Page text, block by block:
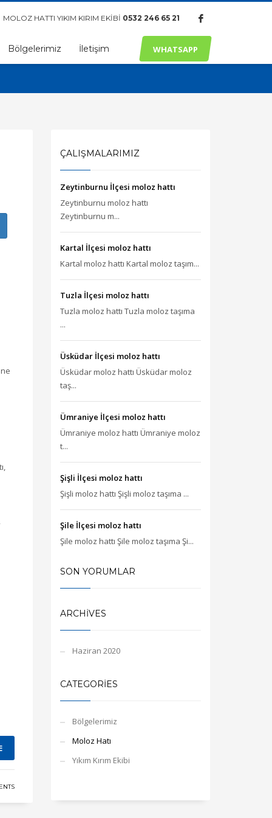
MOLOZ HATTI YIKIM KIRIM EKİBİ 0532 246 65 21
Bölgelerimiz İletişim WHATSAPP
ÇALIŞMALARIMIZ
Zeytinburnu İlçesi moloz hattı
Zeytinburnu moloz hattı
Zeytinburnu m...
Kartal İlçesi moloz hattı
Kartal moloz hattı Kartal moloz taşım...
Tuzla İlçesi moloz hattı
Tuzla moloz hattı Tuzla moloz taşıma
...
Üsküdar İlçesi moloz hattı
Üsküdar moloz hattı Üsküdar moloz
taş...
Ümraniye İlçesi moloz hattı
Ümraniye moloz hattı Ümraniye moloz
t...
Şişli İlçesi moloz hattı
Şişli moloz hattı Şişli moloz taşıma ...
Şile İlçesi moloz hattı
Şile moloz hattı Şile moloz taşıma Şi...
SON YORUMLAR
ARCHIVES
Haziran 2020
CATEGORIES
Bölgelerimiz
Moloz Hatı
Yıkım Kırım Ekibi